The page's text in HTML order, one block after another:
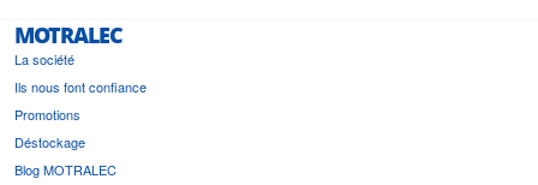
MOTRALEC
La société
Ils nous font confiance
Promotions
Déstockage
Blog MOTRALEC